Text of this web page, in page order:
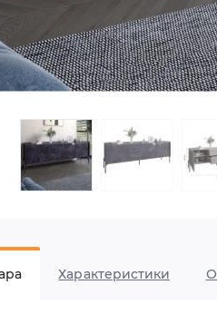
Характеристики